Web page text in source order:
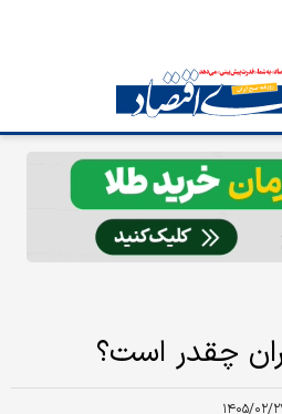
چقدر است؟
۰۲/۲۷